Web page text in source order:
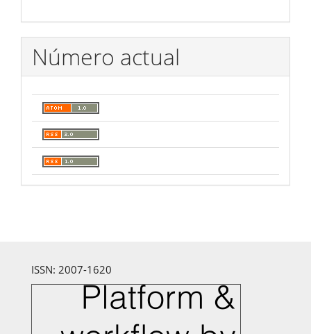
Número actual
ISSN: 2007-1620